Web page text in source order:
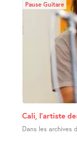
Pause Guitare
Cali, l’artiste
Dans les archives